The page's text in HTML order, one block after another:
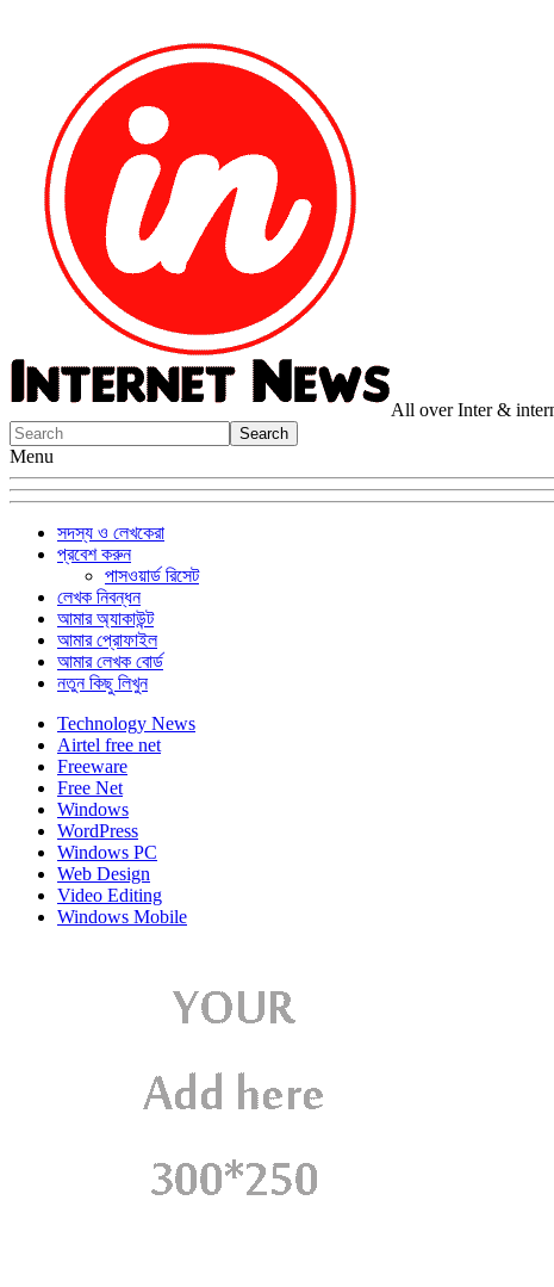
All over Inter &
Menu
সদস্য ও লেখকেরা
প্রবেশ করুন
পাসওয়ার্ড রিসেট
লেখক নিবন্ধন
আমার অ্যাকাউন্ট
আমার প্রোফাইল
আমার লেখক বোর্ড
নতুন কিছু লিখুন
Technology News
Airtel free net
Freeware
Free Net
Windows
WordPress
Windows PC
Web Design
Video Editing
Windows Mobile